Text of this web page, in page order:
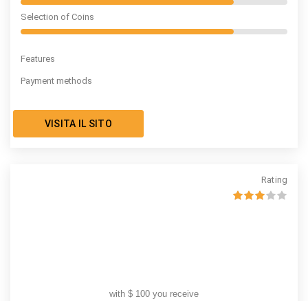
Selection of Coins
Features
Payment methods
VISITA IL SITO
Rating
with $ 100 you receive